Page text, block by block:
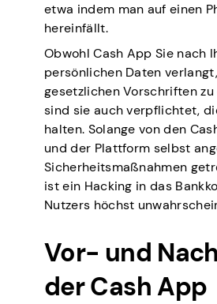
etwa indem man auf einen
hereinfällt.
Obwohl Cash App Sie nach
persönlichen Daten
gesetzlichen Vorschriften
sind sie auch verpflichtet,
halten. Solange von den
und der Plattform selbst
Sicherheitsmaßnahmen
ist ein Hacking in das
Nutzers höchst
Vor- und
der Cash App